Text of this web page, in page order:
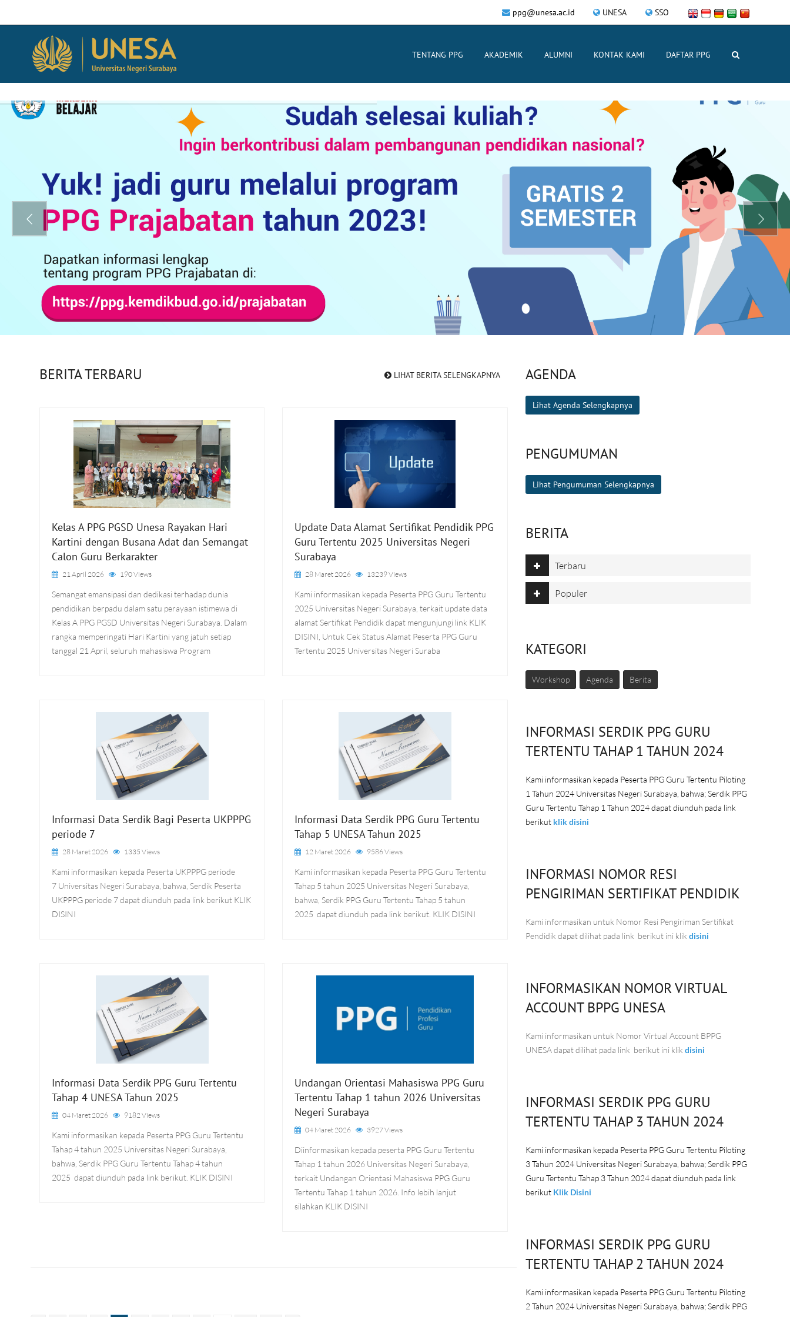
UNESA SSO
ppg@unesa.ac.id
TENTANG PPG AKADEMIK ALUMNI KONTAK KAMI DAFTAR PPG
BERITA TERBARU LIHAT BERITA SELENGKAPNYA
Kelas A PPG PGSD Unesa Rayakan Hari
Kartini dengan Busana Adat dan Semangat
Calon Guru Berkarakter
21 April 2026 190 Views
Semangat emansipasi dan dedikasi terhadap dunia
pendidikan berpadu dalam satu perayaan istimewa di
Kelas A PPG PGSD Universitas Negeri Surabaya. Dalam
rangka memperingati Hari Kartini yang jatuh setiap
tanggal 21 April, seluruh mahasiswa Program
Update Data Alamat Sertifikat Pendidik PPG
Guru Tertentu 2025 Universitas Negeri
Surabaya
28 Maret 2026 13239 Views
Kami informasikan kepada Peserta PPG Guru Tertentu
2025 Universitas Negeri Surabaya, terkait update data
alamat Sertifikat Pendidik dapat mengunjungi link KLIK
DISINI, Untuk Cek Status Alamat Peserta PPG Guru
Tertentu 2025 Universitas Negeri Suraba
Informasi Data Serdik Bagi Peserta UKPPPG
periode 7
28 Maret 2026 1335 Views
Kami informasikan kepada Peserta UKPPPG periode
7 Universitas Negeri Surabaya, bahwa, Serdik Peserta
UKPPPG periode 7 dapat diunduh pada link berikut KLIK
DISINI
Informasi Data Serdik PPG Guru Tertentu
Tahap 5 UNESA Tahun 2025
12 Maret 2026 9586 Views
Kami informasikan kepada Peserta PPG Guru Tertentu
Tahap 5 tahun 2025 Universitas Negeri Surabaya,
bahwa, Serdik PPG Guru Tertentu Tahap 5 tahun
2025 dapat diunduh pada link berikut. KLIK DISINI
Informasi Data Serdik PPG Guru Tertentu
Tahap 4 UNESA Tahun 2025
04 Maret 2026 9182 Views
Kami informasikan kepada Peserta PPG Guru Tertentu
Tahap 4 tahun 2025 Universitas Negeri Surabaya,
bahwa, Serdik PPG Guru Tertentu Tahap 4 tahun
2025 dapat diunduh pada link berikut. KLIK DISINI
Undangan Orientasi Mahasiswa PPG Guru
Tertentu Tahap 1 tahun 2026 Universitas
Negeri Surabaya
04 Maret 2026 3927 Views
Diinformasikan kepada peserta PPG Guru Tertentu
Tahap 1 tahun 2026 Universitas Negeri Surabaya,
terkait Undangan Orientasi Mahasiswa PPG Guru
Tertentu Tahap 1 tahun 2026. Info lebih lanjut
silahkan KLIK DISINI
AGENDA
Lihat Agenda Selengkapnya
PENGUMUMAN
Lihat Pengumuman Selengkapnya
BERITA
Terbaru
Populer
KATEGORI
Workshop Agenda Berita
INFORMASI SERDIK PPG GURU
TERTENTU TAHAP 1 TAHUN 2024
Kami informasikan kepada Peserta PPG Guru Tertentu Piloting
1 Tahun 2024 Universitas Negeri Surabaya, bahwa; Serdik PPG
Guru Tertentu Tahap 1 Tahun 2024 dapat diunduh pada link
berikut klik disini
INFORMASI NOMOR RESI
PENGIRIMAN SERTIFIKAT PENDIDIK
Kami informasikan untuk Nomor Resi Pengiriman Sertifikat
Pendidik dapat dilihat pada link berikut ini klik disini
INFORMASIKAN NOMOR VIRTUAL
ACCOUNT BPPG UNESA
Kami informasikan untuk Nomor Virtual Account BPPG
UNESA dapat dilihat pada link berikut ini klik disini
INFORMASI SERDIK PPG GURU
TERTENTU TAHAP 3 TAHUN 2024
Kami informasikan kepada Peserta PPG Guru Tertentu Piloting
3 Tahun 2024 Universitas Negeri Surabaya, bahwa; Serdik PPG
Guru Tertentu Tahap 3 Tahun 2024 dapat diunduh pada link
berikut Klik Disini
INFORMASI SERDIK PPG GURU
TERTENTU TAHAP 2 TAHUN 2024
Kami informasikan kepada Peserta PPG Guru Tertentu Piloting
2 Tahun 2024 Universitas Negeri Surabaya, bahwa; Serdik PPG